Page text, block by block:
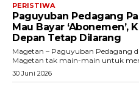
PERISTIWA
Paguyuban Pedagang
Mau Bayar ‘Abonemen’,
Depan Tetap Dilarang
Magetan – Paguyuban Pedagang
Magetan tak main-main untuk
30 Juni 2026